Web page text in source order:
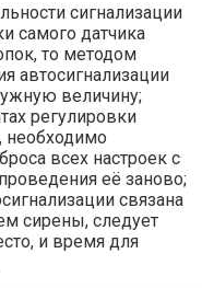
сигнализации
самого датчика
то методом
автосигнализации
величину;
регулировки
необходимо
всех настроек с
её заново;
связана
сирены, следует
и время для